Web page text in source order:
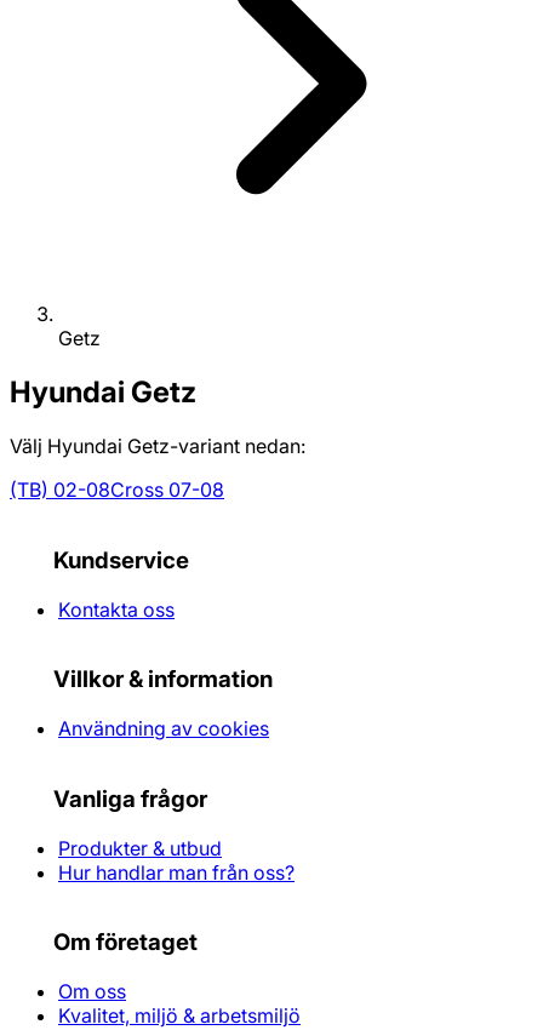
Getz
Hyundai Getz
Välj Hyundai Getz-variant nedan:
(TB) 02-08Cross 07-08
Kundservice
Kontakta oss
Villkor & information
Användning av cookies
Vanliga frågor
Produkter & utbud
Hur handlar man från oss?
Om företaget
Om oss
Kvalitet, miljö & arbetsmiljö